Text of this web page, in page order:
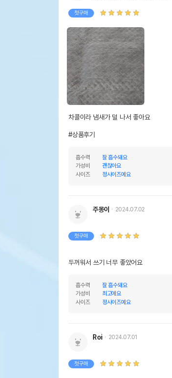
첫구매
차콜이라 냄새가 덜 나서 좋아요
#상품후기
흡수력
잘 흡수돼요
가성비
괜찮아요
사이즈
정사이즈예요
주몽이 2024.07.02
첫구매
두꺼워서 쓰기 너무 좋았어요
흡수력
잘 흡수돼요
가성비
최고에요
사이즈
정사이즈예요
Roi 2024.07.01
첫구매